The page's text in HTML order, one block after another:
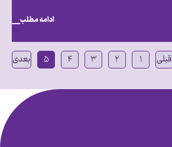
ادامه مطلب
قبلی ۱ ۲ ۳ ۴ ۵ بعدی